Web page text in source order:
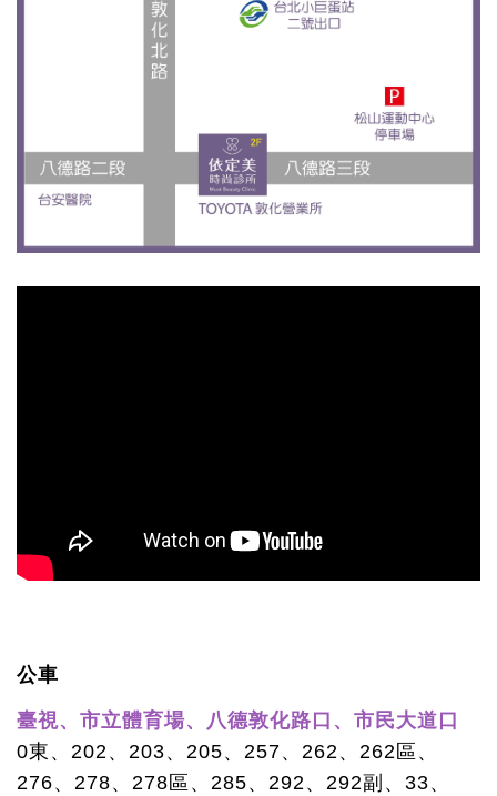
公車
臺視、市立體育場、八德敦化路口、市民大道口
0東、202、203、205、257、262、262區、
276、278、278區、285、292、292副、33、